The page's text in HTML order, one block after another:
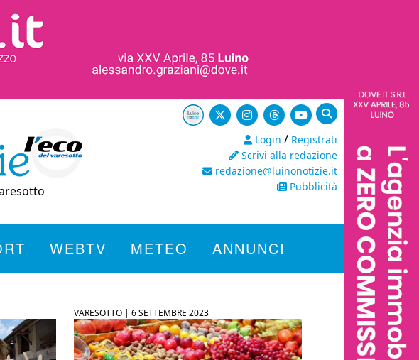
Login / Registrati
Scrivi alla redazione
redazione@luinonotizie.it
Pubblicità
WEBTV METEO ANNUNCI
VARESOTTO | 6 SETTEMBRE 2023